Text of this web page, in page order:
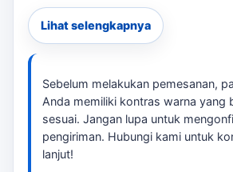
promosi yang dapat disesuaikan
acara Anda. Dengan pengalaman
dan Summarecon Bekasi, kami dapat
Anda memilih jenis balon yang paling
membandingkan opsi yang masih
promosi Bekasibisa menjadi rujukan
menentukan ukuran, desain, dan
Kenapa Memilih Balon
Lihat selengkapnya
Sebelum melakukan pemesanan,
Anda memiliki kontras warna yang
sesuai. Jangan lupa untuk
pengiriman. Hubungi kami untuk
lanjut!